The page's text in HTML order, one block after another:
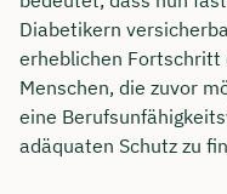
Diabetikern
erheblichen Fortschritt
Menschen, die zuvor
eine
adäquaten Schutz zu